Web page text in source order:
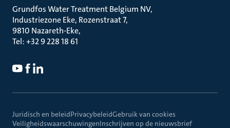
Grundfos Water Treatment Belgium NV
Industriezone Eke, Rozenstraat 7
9810 Nazareth-Eke
Tel: +32 9 228 18 61
Juridisch en beleidPrivacybeleidGebruik van cookies
VeiligheidswaarschuwingenInschrijven op de nieuwsbrief